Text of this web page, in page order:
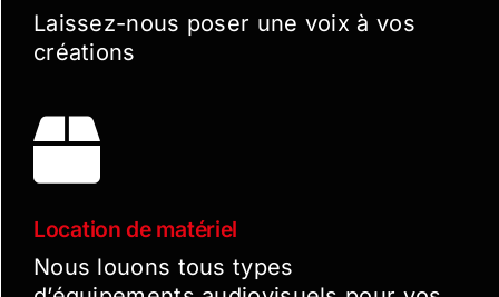
Laissez-nous poser une voix à vos
créations
Location de matériel
Nous louons tous types